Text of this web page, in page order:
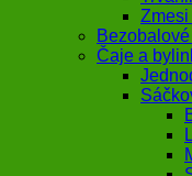
Zmesi
Čaje a